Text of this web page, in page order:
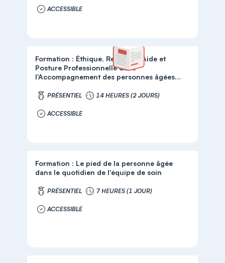
ACCESSIBLE
Formation : Éthique, Relation d'Aide et
Posture Professionnelle dans
l'Accompagnement des personnes âgées
PRÉSENTIEL 14 HEURES (2 JOURS)
ACCESSIBLE
Formation : Le pied de la personne âgée
dans le quotidien de l'équipe de soin
PRÉSENTIEL 7 HEURES (1 JOUR)
ACCESSIBLE